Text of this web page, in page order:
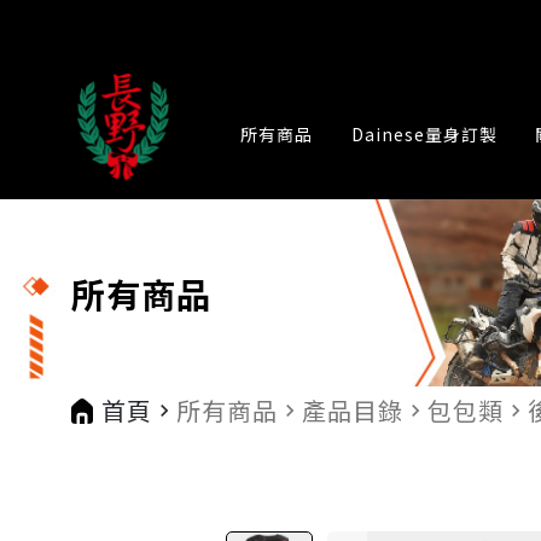
所有商品 Dainese量身訂製
所有商品
首頁 navigate_next 所有商品 navigate_next 產品目錄 navigate_next 包包類 navigate_next